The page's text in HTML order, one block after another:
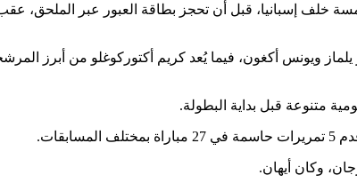
التركي، إلى جانب باريش ألبير يلماز ويونس أكغون، فيما يُعد كريم
متنوعة قبل بداية البطولة.
وكان أيهان.